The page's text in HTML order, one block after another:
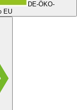
DE-ÖKO-
EU